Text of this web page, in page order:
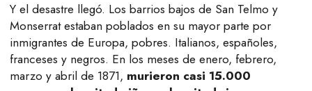
Y el desastre llegó. Los barrios bajos de San Telmo y
Monserrat estaban poblados en su mayor parte por
inmigrantes de Europa, pobres. Italianos, españoles,
franceses y negros. En los meses de enero, febrero,
marzo y abril de 1871, murieron casi 15.000